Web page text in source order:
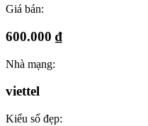
Giá bán:
600.000 ₫
Nhà mạng:
viettel
Kiểu số đẹp: